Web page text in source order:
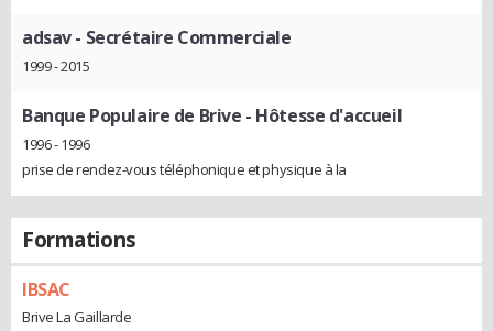
adsav- Secrétaire Commerciale
1999 - 2015
Banque Populaire de Brive - Hôtesse d'accueil
1996 - 1996
prise de rendez-vous téléphonique et physique à la
Formations
IBSAC
Brive La Gaillarde